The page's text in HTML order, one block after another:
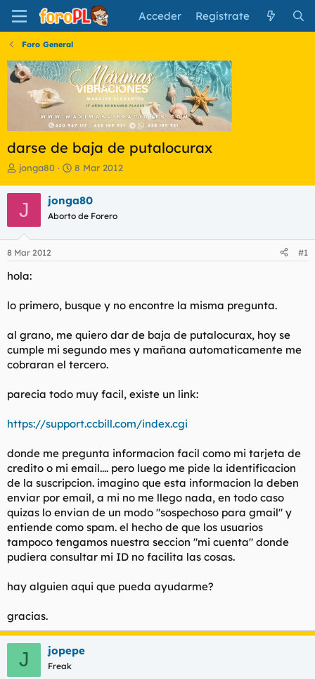
Acceder Regístrate
Foro General
darse de baja de putalocurax
I
i
c
i
a
d
o
d
l
e
m
a
jonga80
F
h
a
e
i
8 Mar 2012
J jonga80
Aborto de Forero
8 Mar 2012 #1
hola:
lo primero, busque y no encontre la misma pregunta.
al grano, me quiero dar de baja de putalocurax, hoy se
cumple mi segundo mes y mañana automaticamente me
cobraran el tercero.
parecia todo muy facil, existe un link:
https://support.ccbill.com/index.cgi
donde me pregunta informacion facil como mi tarjeta de
credito o mi email.... pero luego me pide la identificacion
de la suscripcion. imagino que esta informacion la deben
enviar por email, a mi no me llego nada, en todo caso
quizas lo envian de un modo "sospechoso para gmail" y
entiende como spam. el hecho de que los usuarios
tampoco tengamos nuestra seccion "mi cuenta" donde
pudiera consultar mi ID no facilita las cosas.
hay alguien aqui que pueda ayudarme?
gracias.
J jopepe
Freak